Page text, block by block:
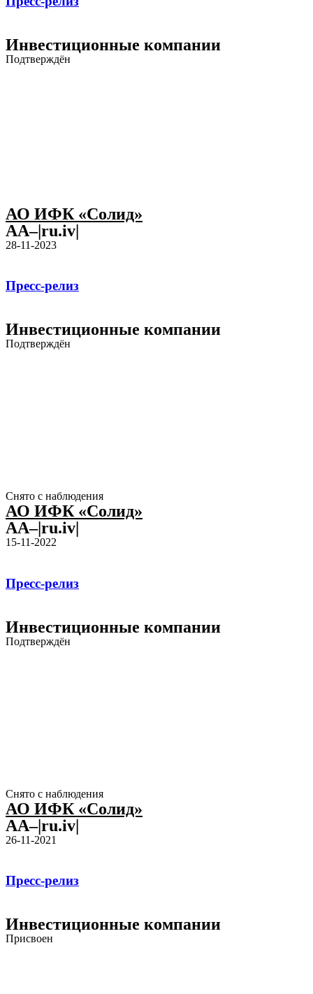
Инвестиционные компании
Подтверждён
АО ИФК «Солид»
AA–|ru.iv|
28-11-2023
Пресс-релиз
Инвестиционные компании
Подтверждён
Снято с наблюдения
АО ИФК «Солид»
AA–|ru.iv|
15-11-2022
Пресс-релиз
Инвестиционные компании
Подтверждён
Снято с наблюдения
АО ИФК «Солид»
AA–|ru.iv|
26-11-2021
Пресс-релиз
Инвестиционные компании
Присвоен